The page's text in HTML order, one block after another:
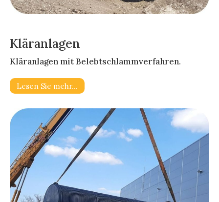
Kläranlagen
Kläranlagen mit Belebtschlammverfahren.
Lesen Sie mehr…